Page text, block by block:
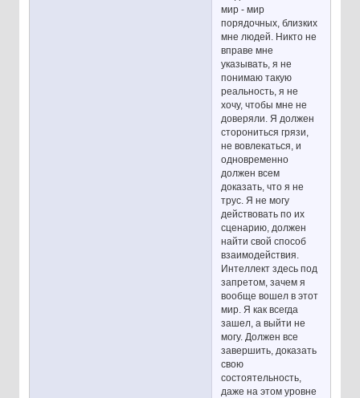
мир - мир
порядочных, близких
мне людей. Никто не
вправе мне
указывать, я не
понимаю такую
реальность, я не
хочу, чтобы мне не
доверяли. Я должен
сторониться грязи,
не вовлекаться, и
одновременно
должен всем
доказать, что я не
трус. Я не могу
действовать по их
сценарию, должен
найти свой способ
взаимодействия.
Интеллект здесь под
запретом, зачем я
вообще вошел в этот
мир. Я как всегда
зашел, а выйти не
могу. Должен все
завершить, доказать
свою
состоятельность,
даже на этом уровне